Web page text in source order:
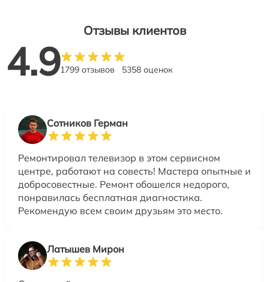
Отзывы клиентов
4.91799 отзывов 5358 оценок
Сотников Герман
Ремонтировал телевизор в этом сервисном
центре, работают на совесть! Мастера опытные и
добросовестные. Ремонт обошелся недорого,
понравилась бесплатная диагностика.
Рекомендую всем своим друзьям это место.
Латышев Мирон